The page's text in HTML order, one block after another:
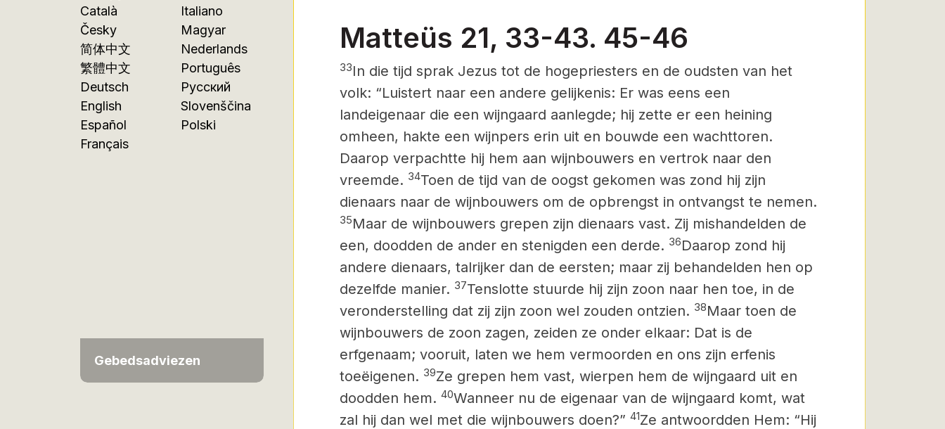
Català
Česky
简体中文
繁體中文
Deutsch
English
Español
Français
Italiano
Magyar
Nederlands
Português
Русский
Slovenščina
Polski
Gebedsadviezen
Matteüs 21, 33-43. 45-46
33In die tijd sprak Jezus tot de hogepriesters en de oudsten van het
volk: “Luistert naar een andere gelijkenis: Er was eens een
landeigenaar die een wijngaard aanlegde; hij zette er een heining
omheen, hakte een wijnpers erin uit en bouwde een wachttoren.
Daarop verpachtte hij hem aan wijnbouwers en vertrok naar den
vreemde. 34Toen de tijd van de oogst gekomen was zond hij zijn
dienaars naar de wijnbouwers om de opbrengst in ontvangst te nemen.
35Maar de wijnbouwers grepen zijn dienaars vast. Zij mishandelden de
een, doodden de ander en stenigden een derde. 36Daarop zond hij
andere dienaars, talrijker dan de eersten; maar zij behandelden hen op
dezelfde manier. 37Tenslotte stuurde hij zijn zoon naar hen toe, in de
veronderstelling dat zij zijn zoon wel zouden ontzien. 38Maar toen de
wijnbouwers de zoon zagen, zeiden ze onder elkaar: Dat is de
erfgenaam; vooruit, laten we hem vermoorden en ons zijn erfenis
toeëigenen. 39Ze grepen hem vast, wierpen hem de wijngaard uit en
doodden hem. 40Wanneer nu de eigenaar van de wijngaard komt, wat
zal hij dan wel met die wijnbouwers doen?” 41Ze antwoordden Hem: “Hij